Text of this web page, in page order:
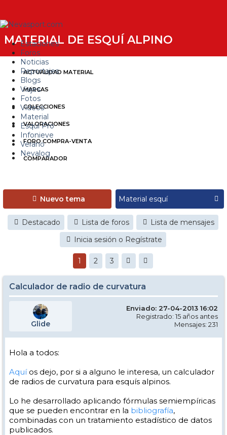
Estaciones
Foros
Noticias
Reportajes
Blogs
Viajes
Fotos
Videos
Material
Esquí Pro
Infonieve
Verano
Nevalog
MATERIAL DE ESQUÍ ALPINO
ACTUALIDAD MATERIAL
MARCAS
COLECCIONES
VALORACIONES
FORO COMPRA-VENTA
COMPARADOR
Nuevo tema
Destacado Lista de foros
Lista de mensajes
Inicia sesión o Regístrate
1 2 3
Calculador de radio de curvatura
Glide
Enviado: 27-04-2013 16:02
Registrado: 15 años antes
Mensajes: 231
Hola a todos:
Aquíos dejo, por si a alguno le interesa, un calculador
de radios de curvatura para esquís alpinos.
Lo he desarrollado aplicando fórmulas semiempíricas
que se pueden encontrar en la bibliografía,
combinadas con un tratamiento estadístico de datos
publicados.